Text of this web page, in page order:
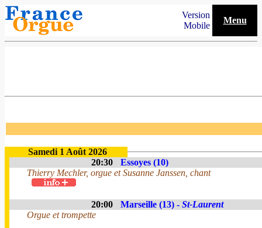
Version
Mobile
Menu
Samedi 1 Août 2026
20:30
Essoyes (10)
Thierry Mechler, orgue et Susanne Janssen, chant
20:00 Marseille (13) - St-Laurent
Orgue et trompette